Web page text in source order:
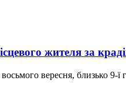
жителя за
вересня, близько 9-